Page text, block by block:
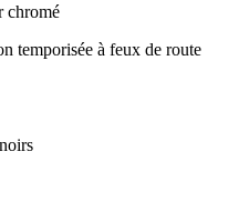
chromé
temporisée à feux de route